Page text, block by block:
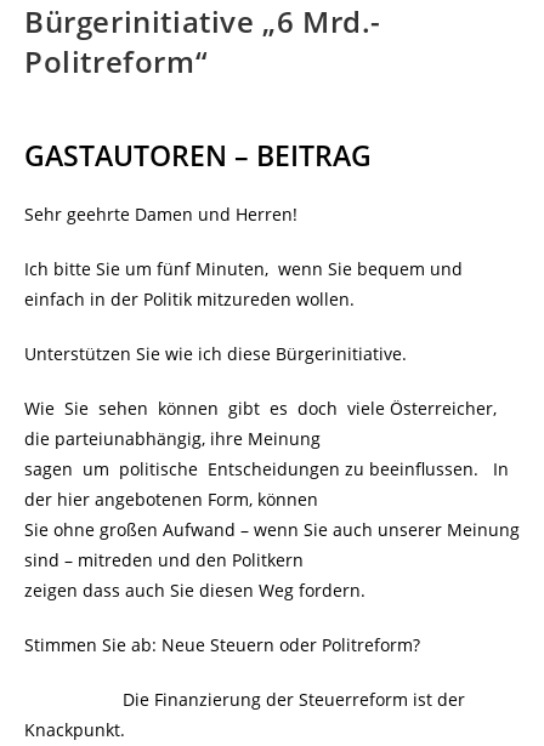
Bürgerinitiative „6 Mrd.-
Politreform“
GASTAUTOREN – BEITRAG
Sehr geehrte Damen und Herren!
Ich bitte Sie um fünf Minuten, wenn Sie bequem und
einfach in der Politik mitzureden wollen.
Unterstützen Sie wie ich diese Bürgerinitiative.
Wie Sie sehen können gibt es doch viele Österreicher,
die parteiunabhängig, ihre Meinung
sagen um politische Entscheidungen zu beeinflussen. In
der hier angebotenen Form, können
Sie ohne großen Aufwand – wenn Sie auch unserer Meinung
sind – mitreden und den Politkern
zeigen dass auch Sie diesen Weg fordern.
Stimmen Sie ab: Neue Steuern oder Politreform?
Die Finanzierung der Steuerreform ist der
Knackpunkt.